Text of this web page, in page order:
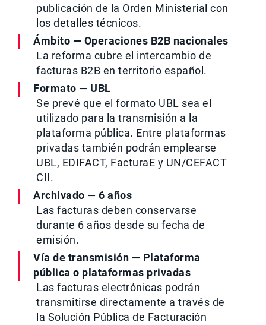
publicación de la Orden Ministerial con
los detalles técnicos.
Ámbito — Operaciones B2B nacionales
La reforma cubre el intercambio de
facturas B2B en territorio español.
Formato — UBL
Se prevé que el formato UBL sea el
utilizado para la transmisión a la
plataforma pública. Entre plataformas
privadas también podrán emplearse
UBL, EDIFACT, FacturaE y UN/CEFACT
CII.
Archivado — 6 años
Las facturas deben conservarse
durante 6 años desde su fecha de
emisión.
Vía de transmisión — Plataforma
pública o plataformas privadas
Las facturas electrónicas podrán
transmitirse directamente a través de
la Solución Pública de Facturación